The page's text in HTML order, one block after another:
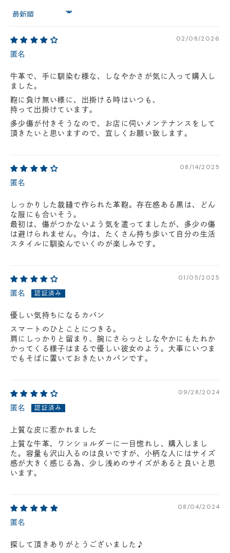
※在庫状況は随時変動しているため、ご来店時に売り切れの場合がござ
います。
最新の在庫状況については、ご利用店舗に直接お問い
Sort by
02/08/2026
匿名
牛革で、手に馴染む様な、しなやかさが気に入って購入し
ました。
鞄に負け無い様に、出掛ける時はいつも、
持って出掛けています。
多少傷が付きそうなので、お店に伺いメンテナンスをして
頂きたいと思いますので、宜しくお願い致します。
08/14/2025
匿名
しっかりした裁縫で作られた革鞄。存在感ある黒は、どん
な服にも合いそう。
最初は、傷がつかないよう気を遣ってましたが、多少の傷
は避けられません。今は、たくさん持ち歩いて自分の生活
スタイルに馴染んでいくのが楽しみです。
01/05/2025
匿名
優しい気持ちになるカバン
スマートのひとことにつきる。
肩にしっかりと留まり、腕にさらっとしなやかにもたれか
かってくる様子はまるで優しい彼女のよう。大事にいつま
でもそばに置いておきたいカバンです。
09/28/2024
匿名
上質な皮に惹かれました
上質な牛革、ワンショルダーに一目惚れし、購入しまし
た。容量も沢山入るのは良いですが、小柄な人にはサイズ
感が大きく感じる為、少し浅めのサイズがあると良いと思
います。
08/04/2024
匿名
探して頂きありがとうございました♪